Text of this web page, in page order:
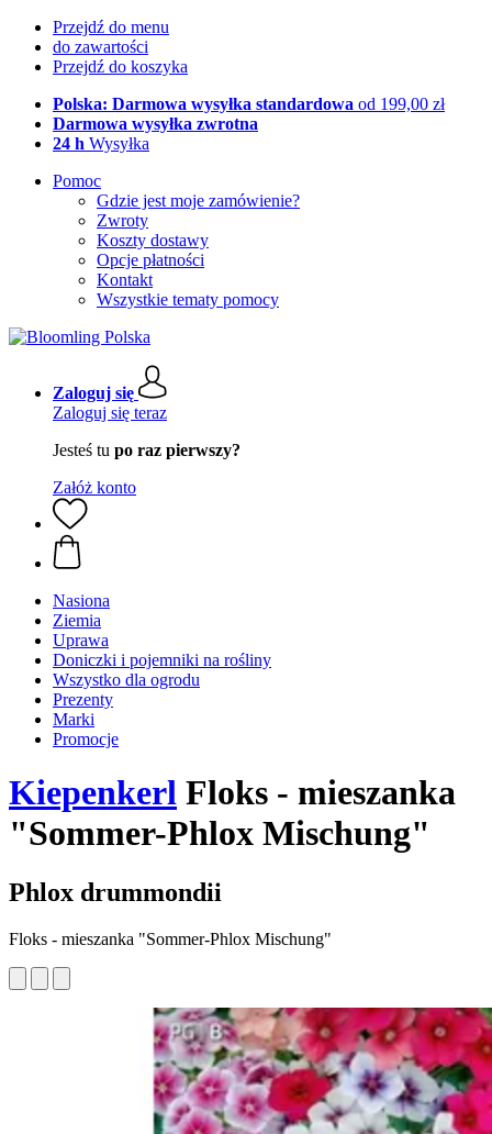
Przejdź do menu
do zawartości
Przejdź do koszyka
Polska: Darmowa wysyłka standardowa od 199,00 zł
Darmowa wysyłka zwrotna
24 h Wysyłka
Pomoc
Gdzie jest moje zamówienie?
Zwroty
Koszty dostawy
Opcje płatności
Kontakt
Wszystkie tematy pomocy
Zaloguj się
Zaloguj się teraz
Jesteś tu po raz pierwszy?
Załóż konto
Nasiona
Ziemia
Uprawa
Doniczki i pojemniki na rośliny
Wszystko dla ogrodu
Prezenty
Marki
Promocje
Kiepenkerl Floks - mieszanka
"Sommer-Phlox Mischung"
Phlox drummondii
Floks - mieszanka "Sommer-Phlox Mischung"